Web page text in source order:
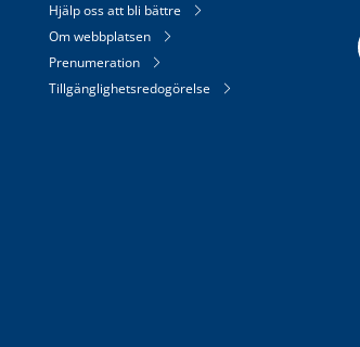
Hjälp oss att bli bättre
Om webbplatsen
Prenumeration
Tillgänglighetsredogörelse